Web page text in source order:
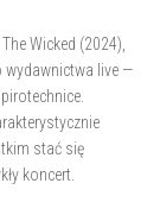
Wicked (2024),
wydawnictwa live —
stać się
koncert.